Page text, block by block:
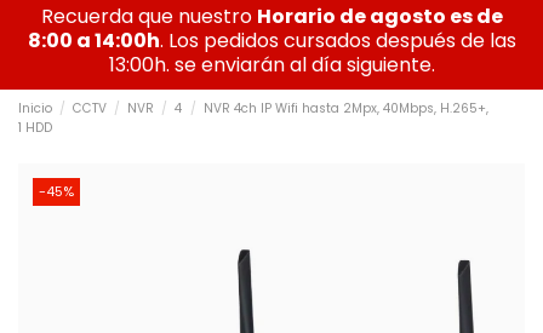
Recuerda que nuestro Horario de agosto es de
8:00 a 14:00h. Los pedidos cursados después de las
13:00h. se enviarán al día siguiente.
Inicio CCTV NVR 4
NVR 4ch IP Wifi hasta 2Mpx, 40Mbps, H.265+,
1 HDD
-45%